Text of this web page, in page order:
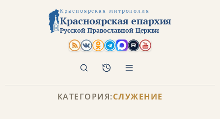
Красноярская митрополия
Красноярская епархия
Русской Православной Церкви
Архив
Поиск
КАТЕГОРИЯ:СЛУЖЕНИЕ